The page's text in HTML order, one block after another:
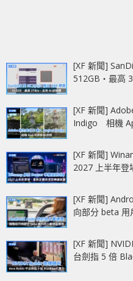
[XF 新聞]
512GB‧最高
[XF 新聞]
Indigo 相機
[XF 新聞]
2027 上半年
[XF 新聞]
向部分 beta 用
[XF 新聞]
台劍指 5 倍